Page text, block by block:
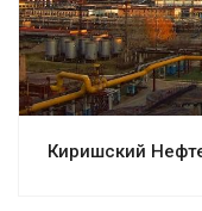
Киришский